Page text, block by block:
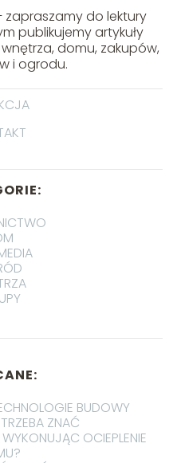
do lektury
publikujemy artykuły
domu, zakupów,
i ogrodu.
BUDOWY
ZNAĆ
OCIEPLENIE